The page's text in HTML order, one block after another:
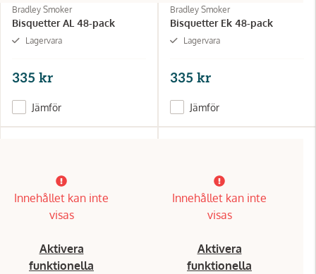
Bradley Smoker
Bisquetter AL 48-pack
Lagervara
335 kr
Jämför
Bradley Smoker
Bisquetter Ek 48-pack
Lagervara
335 kr
Jämför
Innehållet kan inte
visas
Aktivera
funktionella
Innehållet kan inte
visas
Aktivera
funktionella